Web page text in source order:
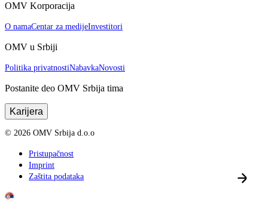
OMV Korporacija
O namaCentar za medijeInvestitori
OMV u Srbiji
Politika privatnostiNabavkaNovosti
Postanite deo OMV Srbija tima
Karijera
© 2026 OMV Srbija d.o.o
Pristupačnost
Imprint
Zaštita podataka